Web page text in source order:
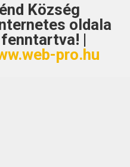
Község
oldala
|
pro.hu